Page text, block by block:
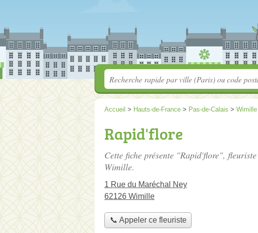
Accueil > Hauts-de-France > Pas-de-Calais > Wimille
Rapid'flore
Cette fiche présente "Rapid'flore",
Wimille.
1 Rue du Maréchal Ney
62126 Wimille
📞 Appeler ce fleuriste